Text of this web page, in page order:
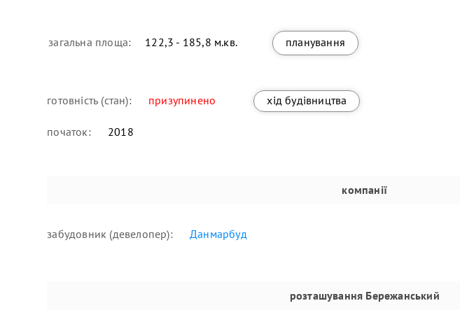
загальна площа: 122,3 - 185,8 м.кв. планування
готовність (стан): призупинено хід будівництва
початок: 2018
компанії
забудовник (девелопер): Данмарбуд
розташування Бережанський